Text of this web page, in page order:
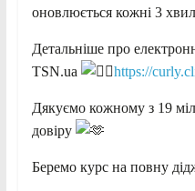
оновлюється кожні 3
Детальніше про
TSN.ua
https://
Дякуємо кожному з 19
довіру
Беремо курс на повну